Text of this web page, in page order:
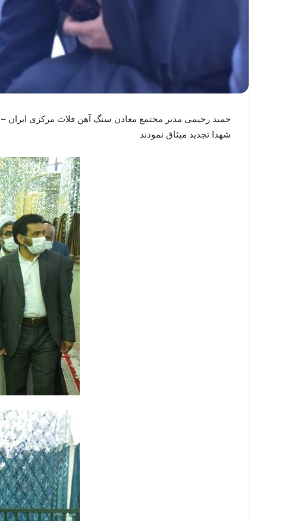
حمید رحیمی مدیر مجتمع معادن سنگ آهن فلات مرکزی ایران –
شهدا تجدید میثاق نمودند